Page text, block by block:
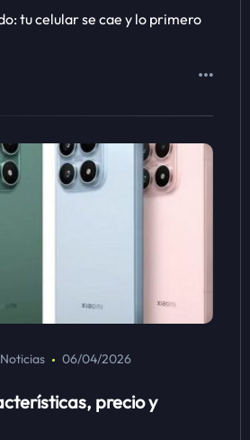
tu celular se cae y lo primero
Noticias 06/04/2026
precio y